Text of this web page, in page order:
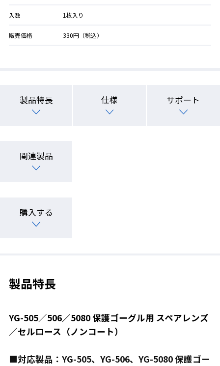
入数 1枚入り
販売価格 330円（税込）
製品特長 仕様 サポート
関連製品
購入する
製品特長
YG-505／506／5080 保護ゴーグル用 スペアレンズ
／セルロース（ノンコート）
■対応製品：YG-505、YG-506、YG-5080 保護ゴー